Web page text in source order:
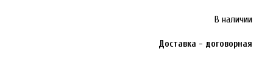
В наличии
Доставка - договорная